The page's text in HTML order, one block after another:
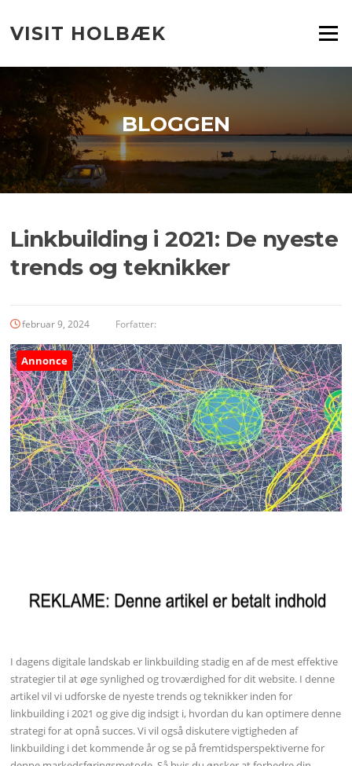
indhold
VISIT HOLBÆK Menu
BLOGGEN
Linkbuilding i 2021: De nyeste
trends og teknikker
februar 9, 2024 Forfatter:
Annonce
I dagens digitale landskab er linkbuilding stadig en af de mest effektive
strategier til at øge synlighed og troværdighed for dit website. I denne
artikel vil vi udforske de nyeste trends og teknikker inden for
linkbuilding i 2021 og give dig indsigt i, hvordan du kan optimere denne
strategi for at opnå succes. Vi vil også diskutere vigtigheden af
linkbuilding i det kommende år og se på fremtidsperspektiverne for